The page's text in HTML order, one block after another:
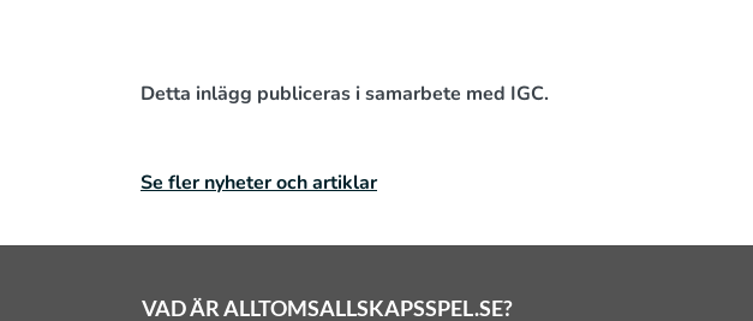
Detta inlägg publiceras i samarbete med IGC.
Se fler nyheter och artiklar
VAD ÄR ALLTOMSALLSKAPSSPEL.SE?